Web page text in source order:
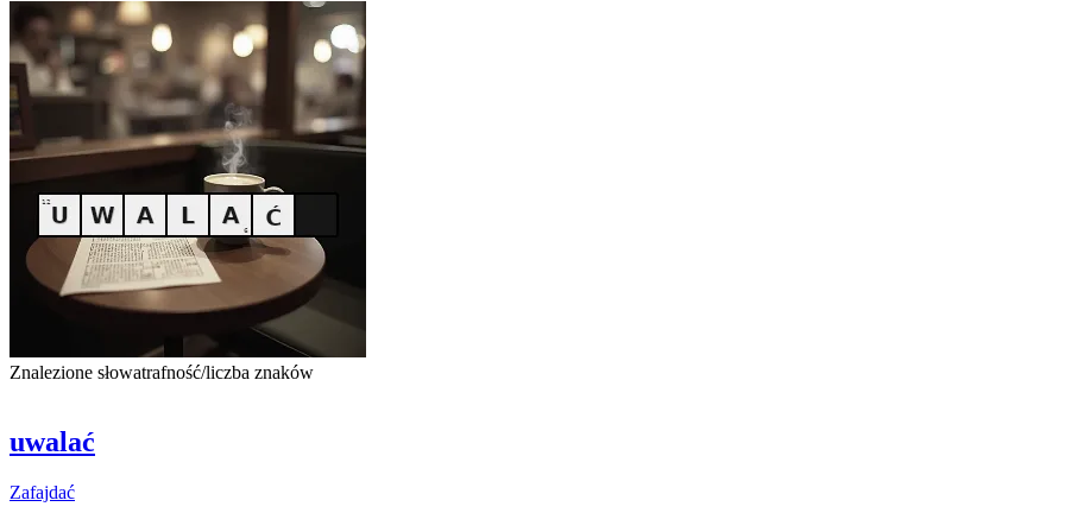
Znalezione słowatrafność/liczba znaków
uwalać
Zafajdać